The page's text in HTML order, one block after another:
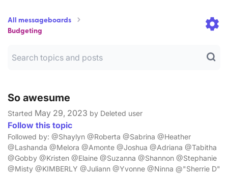
All messageboards
Budgeting
So awesume
Started May 29, 2023 by Deleted user
Follow this topic
Followed by: @Shaylyn @Roberta @Sabrina @Heather
@Lashanda @Melora @Amonte @Joshua @Adriana @Tabitha
@Gobby @Kristen @Elaine @Suzanna @Shannon @Stephanie
@Misty @KIMBERLY @Juliann @Yvonne @Ninna @"Sherrie D"